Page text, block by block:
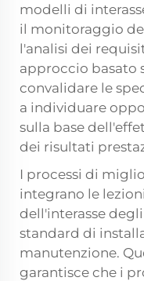
modelli di
il monitoraggio
l'analisi dei
approccio basato
convalidare le
a individuare
sulla base
dei risultati
I processi di
integrano le
dell'interasse
standard di
manutenzione.
garantisce che i